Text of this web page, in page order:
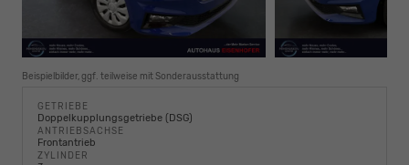
Beispielbilder, ggf. teilweise mit Sonderausstattung
GETRIEBE
Doppelkupplungsgetriebe (DSG)
ANTRIEBSACHSE
Frontantrieb
ZYLINDER